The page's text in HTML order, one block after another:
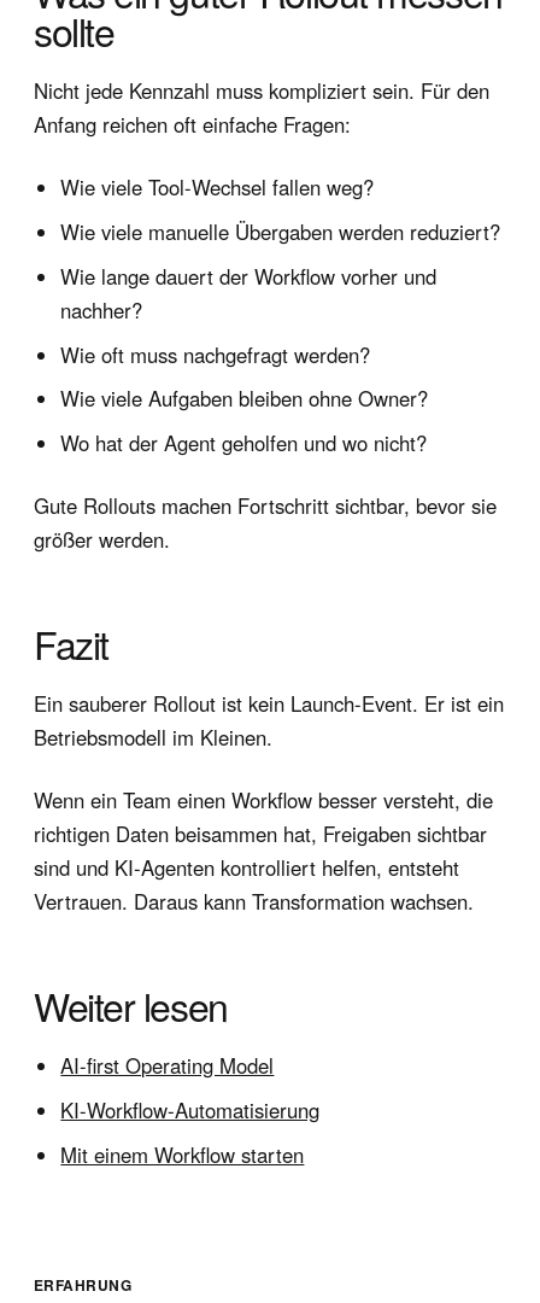
sollte
Nicht jede Kennzahl muss kompliziert sein. Für den
Anfang reichen oft einfache Fragen:
Wie viele Tool-Wechsel fallen weg?
Wie viele manuelle Übergaben werden reduziert?
Wie lange dauert der Workflow vorher und
nachher?
Wie oft muss nachgefragt werden?
Wie viele Aufgaben bleiben ohne Owner?
Wo hat der Agent geholfen und wo nicht?
Gute Rollouts machen Fortschritt sichtbar, bevor sie
größer werden.
Fazit
Ein sauberer Rollout ist kein Launch-Event. Er ist ein
Betriebsmodell im Kleinen.
Wenn ein Team einen Workflow besser versteht, die
richtigen Daten beisammen hat, Freigaben sichtbar
sind und KI-Agenten kontrolliert helfen, entsteht
Vertrauen. Daraus kann Transformation wachsen.
Weiter lesen
AI-first Operating Model
KI-Workflow-Automatisierung
Mit einem Workflow starten
ERFAHRUNG